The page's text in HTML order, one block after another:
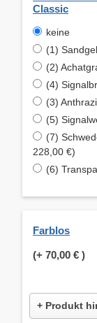
Classic
keine
(1)
(2)
(4)
(3)
(5)
(7)
228,00 €)
(6)
Farblos
(+ 70,00 € )
+ Produkt